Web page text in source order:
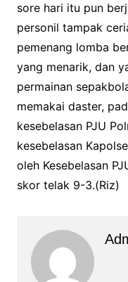
sore hari itu pun
personil tampak
pemenang lomba
yang menarik, dan
permainan
memakai daster,
kesebelasan PJU
kesebelasan
oleh Kesebelasan
skor telak 9-3.(Riz)